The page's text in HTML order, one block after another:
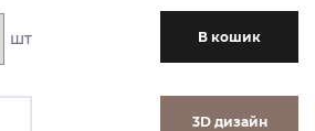
шт В кошик
3D дизайн